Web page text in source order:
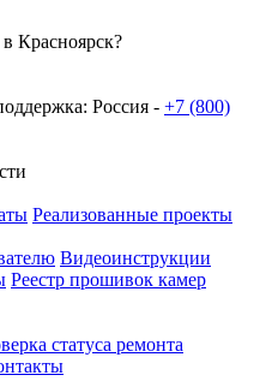
Красноярск?
Россия - +7 (800)
Реализованные проекты
Видеоинструкции
Реестр прошивок камер
статуса ремонта